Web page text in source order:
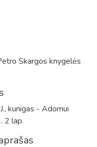
Skargos knygelės
kunigas - Adomui
2 lap.